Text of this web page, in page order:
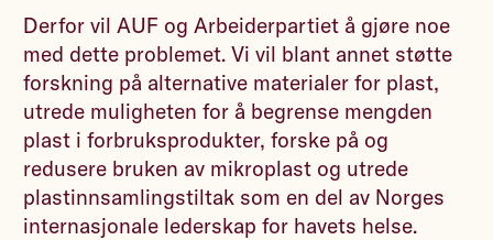
Derfor vil AUF og Arbeiderpartiet å gjøre noe
med dette problemet. Vi vil blant annet støtte
forskning på alternative materialer for plast,
utrede muligheten for å begrense mengden
plast i forbruksprodukter, forske på og
redusere bruken av mikroplast og utrede
plastinnsamlingstiltak som en del av Norges
internasjonale lederskap for havets helse.